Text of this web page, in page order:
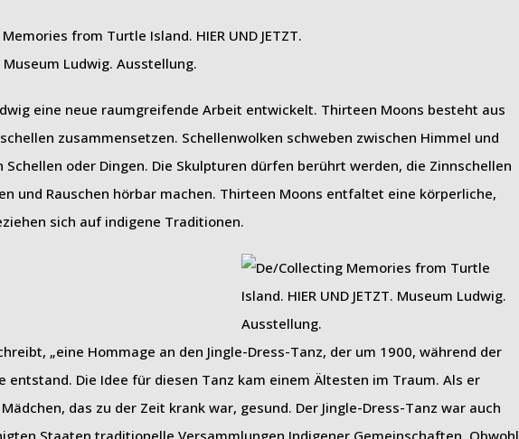
eine neue raumgreifende Arbeit entwickelt. Thirteen Moons besteht aus
zusammensetzen. Schellenwolken schweben zwischen Himmel und
oder Dingen. Die Skulpturen dürfen berührt werden, die Zinnschellen
und Rauschen hörbar machen. Thirteen Moons entfaltet eine körperliche,
sich auf indigene Traditionen.
„eine Hommage an den Jingle-Dress-Tanz, der um 1900, während der
Die Idee für diesen Tanz kam einem Ältesten im Traum. Als er
das zu der Zeit krank war, gesund. Der Jingle-Dress-Tanz war auch